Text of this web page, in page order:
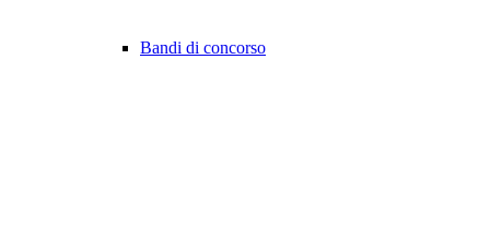
Bandi di concorso